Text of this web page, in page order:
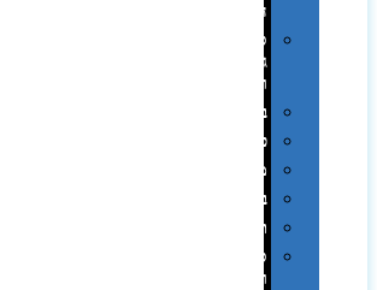
היקפי
סוללות
גיבוי
ומטענים
ביגוד
כובעים
מגבות
בקבוקים
תרמי
ספלים
וכוסות